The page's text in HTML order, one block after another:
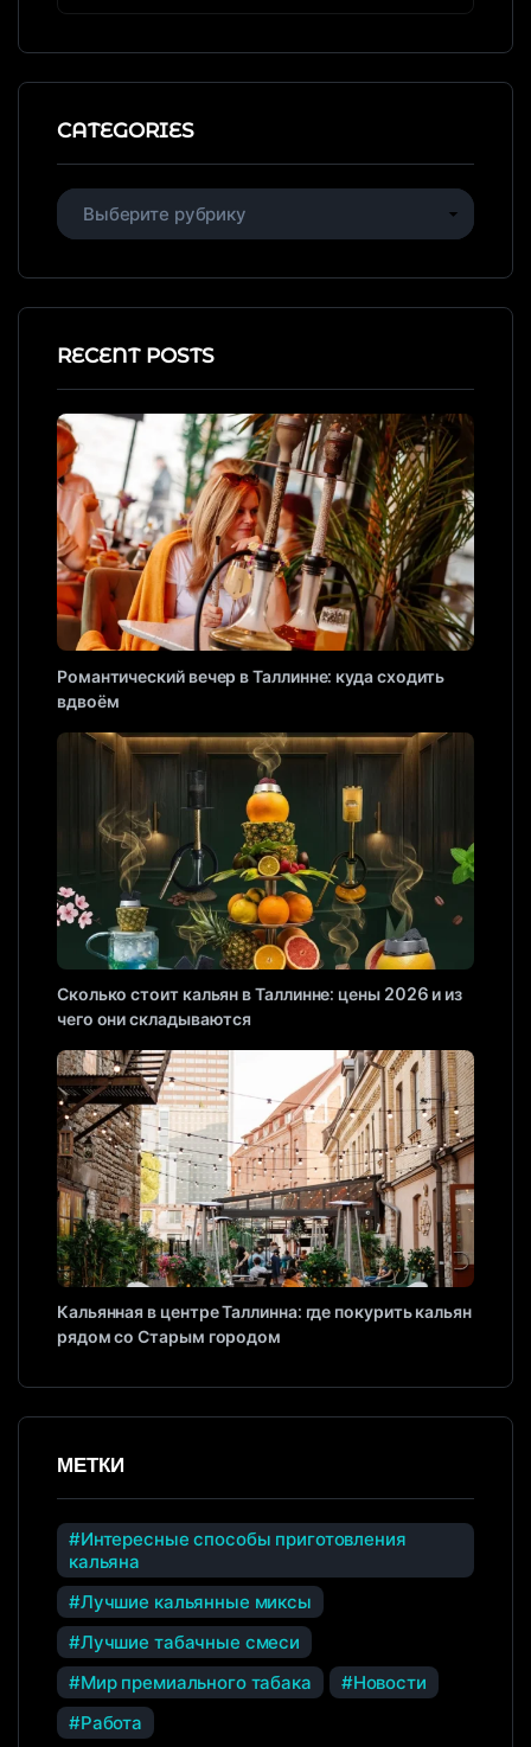
CATEGORIES
RECENT POSTS
Романтический вечер в Таллинне: куда сходить
вдвоём
Сколько стоит кальян в Таллинне: цены 2026 и из
чего они складываются
Кальянная в центре Таллинна: где покурить кальян
рядом со Старым городом
МЕТКИ
Интересные способы приготовления
кальяна
Лучшие кальянные миксы
Лучшие табачные смеси
Мир премиального табака
Новости
Работа